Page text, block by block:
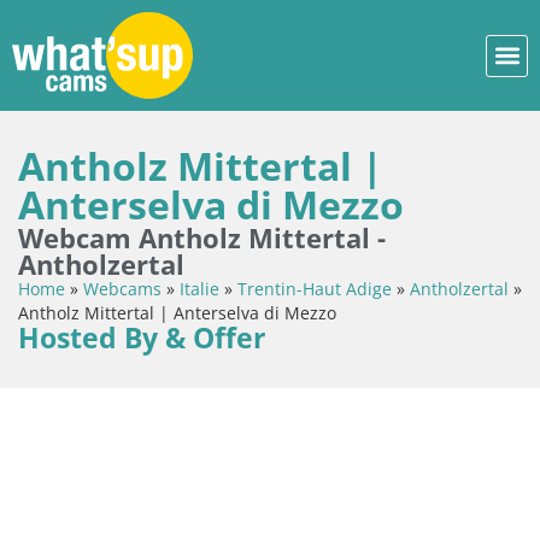
Antholz Mittertal |
Anterselva di Mezzo
Webcam Antholz Mittertal -
Antholzertal
Home » Webcams » Italie » Trentin-Haut Adige » Antholzertal »
Antholz Mittertal | Anterselva di Mezzo
Hosted By & Offer